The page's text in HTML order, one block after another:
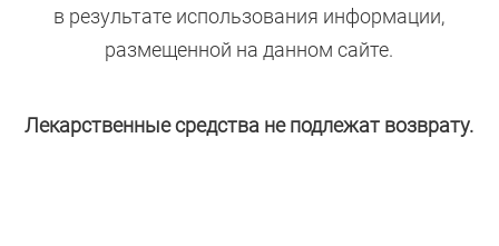
в результате использования информации,
размещенной на данном сайте.
Лекарственные средства не подлежат возврату.